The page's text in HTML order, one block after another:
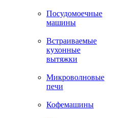
Посудомоечные
машины
Встраиваемые
кухонные
вытяжки
Микроволновые
печи
Кофемашины